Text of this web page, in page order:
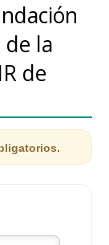
de la
de